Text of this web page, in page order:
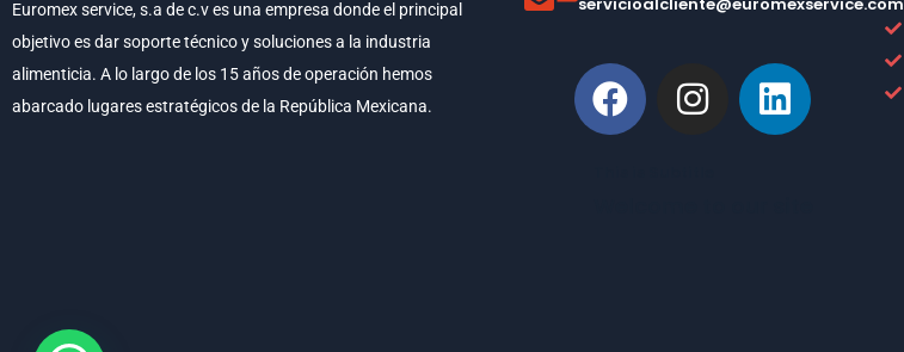
Euromex service, s.a de c.v es una empresa donde el principal
objetivo es dar soporte técnico y soluciones a la industria
alimenticia. A lo largo de los 15 años de operación hemos
abarcado lugares estratégicos de la República Mexicana.
servicioalcliente@euromexservice.com